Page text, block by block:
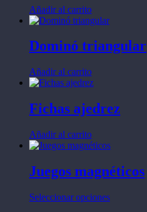
Añadir al carrito
Dominó triangular
Añadir al carrito
Fichas ajedrez
Añadir al carrito
Juegos magnéticos
Seleccionar opcionesEste